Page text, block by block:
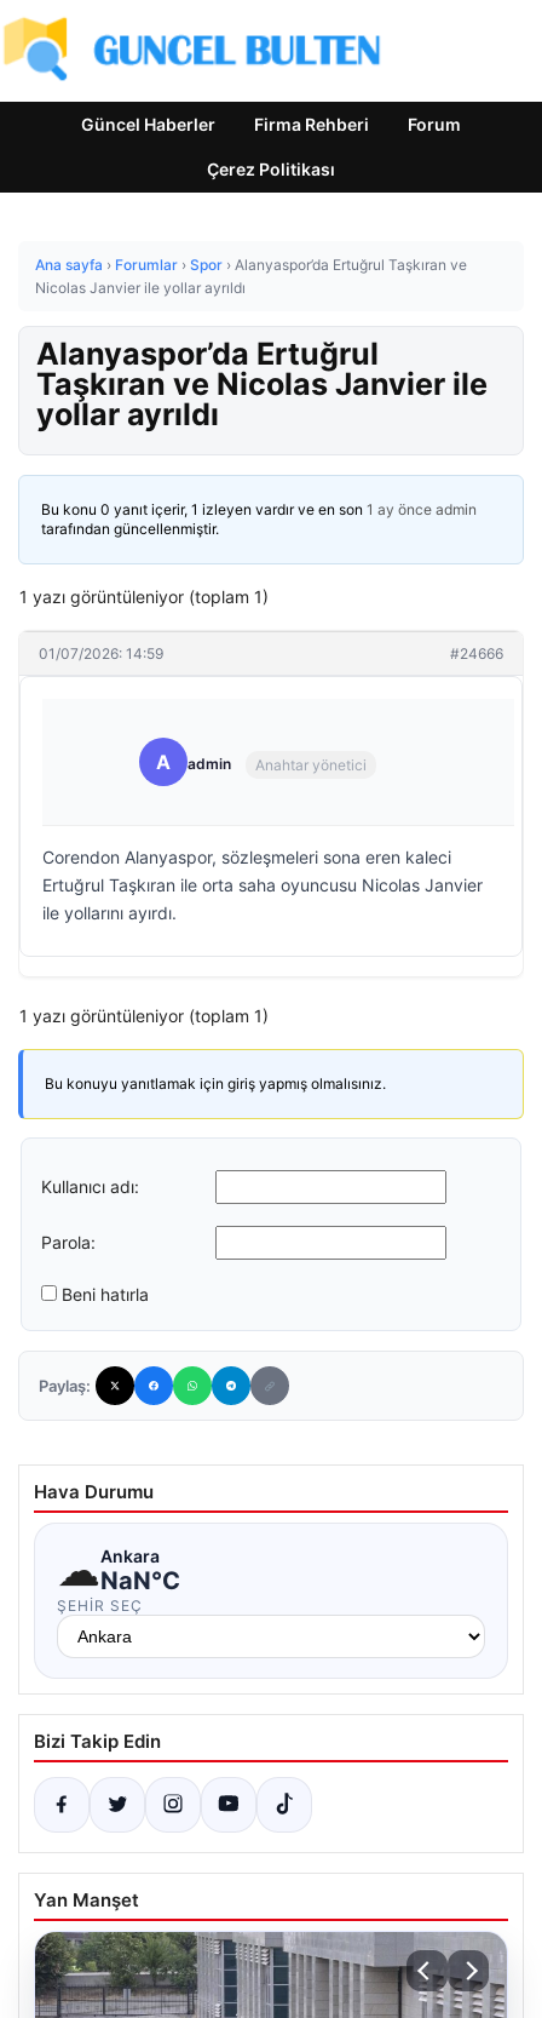
Güncel Haberler Firma Rehberi Forum
Çerez Politikası
Ana sayfa › Forumlar › Spor › Alanyaspor’da Ertuğrul Taşkıran ve
Nicolas Janvier ile yollar ayrıldı
Alanyaspor’da Ertuğrul
Taşkıran ve Nicolas Janvier ile
yollar ayrıldı
Bu konu 0 yanıt içerir, 1 izleyen vardır ve en son 1 ay önce admin
tarafından güncellenmiştir.
1 yazı görüntüleniyor (toplam 1)
01/07/2026: 14:59 #24666
A admin Anahtar yönetici
Corendon Alanyaspor, sözleşmeleri sona eren kaleci
Ertuğrul Taşkıran ile orta saha oyuncusu Nicolas Janvier
ile yollarını ayırdı.
1 yazı görüntüleniyor (toplam 1)
Bu konuyu yanıtlamak için giriş yapmış olmalısınız.
Kullanıcı adı:
Parola:
Beni hatırla
Paylaş:
Hava Durumu
☁Ankara
NaN°C
ŞEHIR SEÇ
Bizi Takip Edin
Yan Manşet